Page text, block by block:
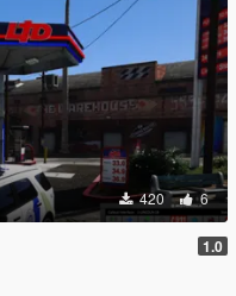
420 6
1.0